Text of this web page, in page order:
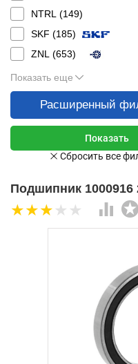
NTRL (149)
SKF (185)
ZNL (653)
Показать еще
Расширенный
Подшипник 1000916